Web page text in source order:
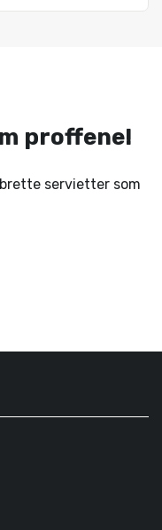
proffene!
servietter som